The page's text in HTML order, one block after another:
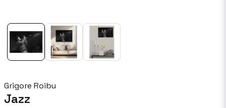
Grigore Roibu
Jazz